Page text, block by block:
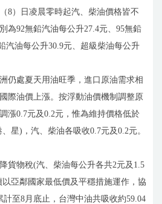
8）日凌晨零時起汽、柴油價格皆不
為92無鉛汽油每公升27.4元、95無鉛
汽油每公升30.9元、超級柴油每公升
仍處夏天用油旺季，進口原油需求相
際油價上漲。按浮動油價機制調整原
漲0.7元及0.2元，惟為維持價格低於
星)，汽、柴油各吸收0.7元及0.2元。
貨物稅(汽、柴油每公升各共2元及1.5
亞鄰國家最低價及平穩措施運作，協
計至8月底止，台灣中油共吸收約59.04